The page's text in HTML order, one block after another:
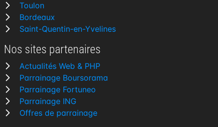
Toulon
Bordeaux
Saint-Quentin-en-Yvelines
Nos sites partenaires
Actualités Web & PHP
Parrainage Boursorama
Parrainage Fortuneo
Parrainage ING
Offres de parrainage